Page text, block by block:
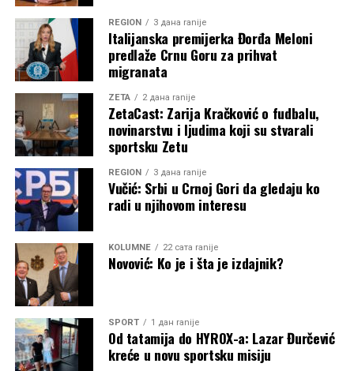
REGION 3 дана ranije
Italijanska premijerka Đorđa Meloni
predlaže Crnu Goru za prihvat
migranata
ZETA 2 дана ranije
ZetaCast: Zarija Kračković o fudbalu,
novinarstvu i ljudima koji su stvarali
sportsku Zetu
REGION 3 дана ranije
Vučić: Srbi u Crnoj Gori da gledaju ko
radi u njihovom interesu
KOLUMNE 22 сата ranije
Novović: Ko je i šta je izdajnik?
SPORT 1 дан ranije
Od tatamija do HYROX-a: Lazar Đurčević
kreće u novu sportsku misiju